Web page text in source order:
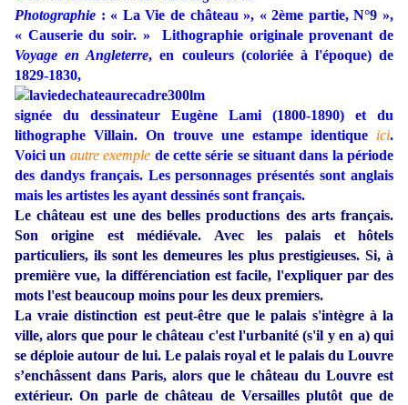
Photographie : « La Vie de château », « 2ème partie, N°9 »,
« Causerie du soir. » Lithographie originale provenant de
Voyage en Angleterre, en couleurs (coloriée à l'époque) de
1829-1830,
signée du dessinateur Eugène Lami (1800-1890) et du
lithographe Villain. On trouve une estampe identique ici.
Voici un autre exemple de cette série se situant dans la période
des dandys français. Les personnages présentés sont anglais
mais les artistes les ayant dessinés sont français.
Le château est une des belles productions des arts français.
Son origine est médiévale. Avec les palais et hôtels
particuliers, ils sont les demeures les plus prestigieuses. Si, à
première vue, la différenciation est facile, l'expliquer par des
mots l'est beaucoup moins pour les deux premiers.
La vraie distinction est peut-être que le palais s'intègre à la
ville, alors que pour le château c'est l'urbanité (s'il y en a) qui
se déploie autour de lui. Le palais royal et le palais du Louvre
s’enchâssent dans Paris, alors que le château du Louvre est
extérieur. On parle de château de Versailles plutôt que de